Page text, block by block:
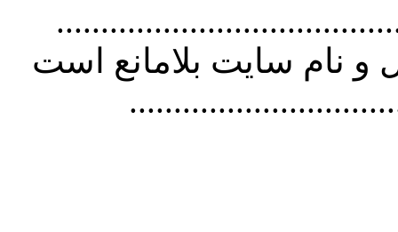
استفاده از
نام سايت بلامانع است